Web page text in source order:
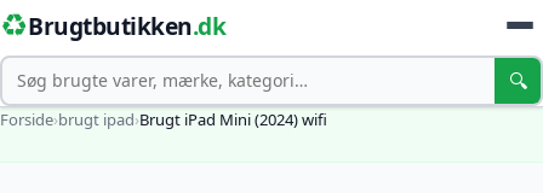
♻️Brugtbutikken.dk
Søg 🔍
Forside›brugt ipad›Brugt iPad Mini (2024) wifi